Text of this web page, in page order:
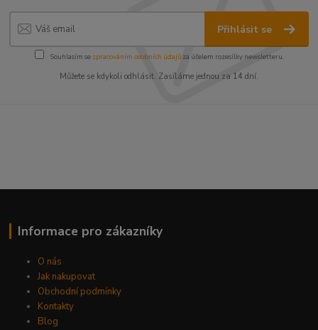
Přihlásit se
Souhlasím se zpracováním osobních údajůza účelem rozesílky newsletteru.
Můžete se kdykoli odhlásit. Zasíláme jednou za 14 dní.
Informace pro zákazníky
O nás
Jak nakupovat
Obchodní podmínky
Kontakty
Blog